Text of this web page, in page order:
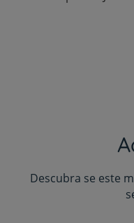
Descubra se este